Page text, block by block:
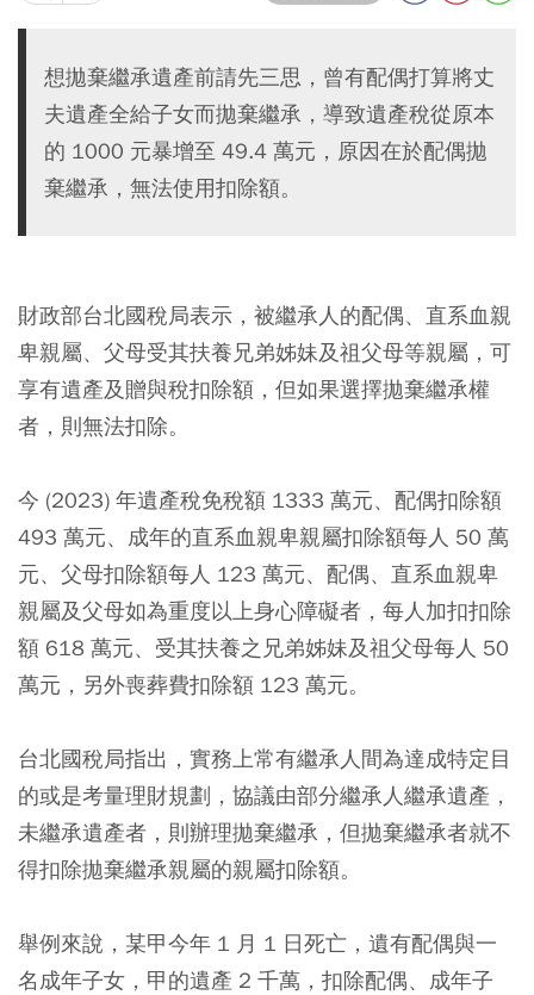
想拋棄繼承遺產前請先三思，曾有配偶打算將丈
夫遺產全給子女而拋棄繼承，導致遺產稅從原本
的 1000 元暴增至 49.4 萬元，原因在於配偶拋
棄繼承，無法使用扣除額。
財政部台北國稅局表示，被繼承人的配偶、直系血親
卑親屬、父母受其扶養兄弟姊妹及祖父母等親屬，可
享有遺產及贈與稅扣除額，但如果選擇拋棄繼承權
者，則無法扣除。
今 (2023) 年遺產稅免稅額 1333 萬元、配偶扣除額
493 萬元、成年的直系血親卑親屬扣除額每人 50 萬
元、父母扣除額每人 123 萬元、配偶、直系血親卑
親屬及父母如為重度以上身心障礙者，每人加扣扣除
額 618 萬元、受其扶養之兄弟姊妹及祖父母每人 50
萬元，另外喪葬費扣除額 123 萬元。
台北國稅局指出，實務上常有繼承人間為達成特定目
的或是考量理財規劃，協議由部分繼承人繼承遺產，
未繼承遺產者，則辦理拋棄繼承，但拋棄繼承者就不
得扣除拋棄繼承親屬的親屬扣除額。
舉例來說，某甲今年 1 月 1 日死亡，遺有配偶與一
名成年子女，甲的遺產 2 千萬，扣除配偶、成年子